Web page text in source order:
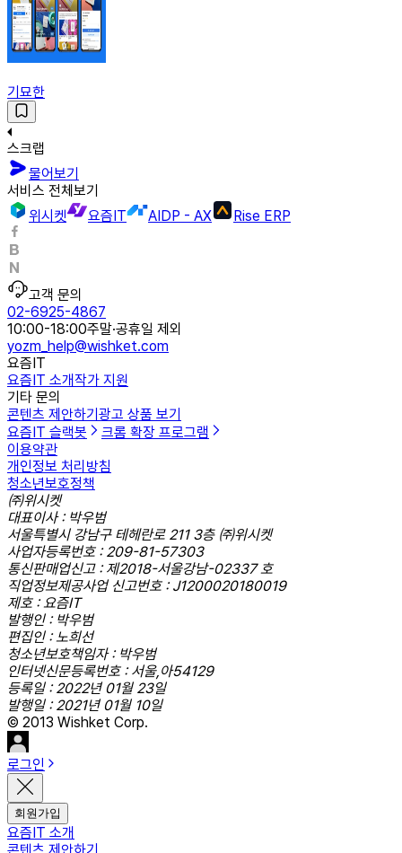
기묘한
스크랩
물어보기
서비스 전체보기
위시켓
요즘IT AIDP - AX Rise ERP
고객 문의
02-6925-4867
10:00-18:00주말·공휴일 제외
yozm_help@wishket.com
요즘IT
요즘IT 소개작가 지원
기타 문의
콘텐츠 제안하기 광고 상품 보기
요즘IT 슬랙봇
크롬 확장 프로그램
이용약관
개인정보 처리방침
청소년보호정책
㈜위시켓
대표이사 : 박우범
서울특별시 강남구 테헤란로 211 3층 ㈜위시켓
사업자등록번호 : 209-81-57303
통신판매업신고 : 제2018-서울강남-02337 호
직업정보제공사업 신고번호 : J1200020180019
제호 : 요즘IT
발행인 : 박우범
편집인 : 노희선
청소년보호책임자 : 박우범
인터넷신문등록번호 : 서울,아54129
등록일 : 2022년 01월 23일
발행일 : 2021년 01월 10일
© 2013 Wishket Corp.
로그인
회원가입
요즘IT 소개